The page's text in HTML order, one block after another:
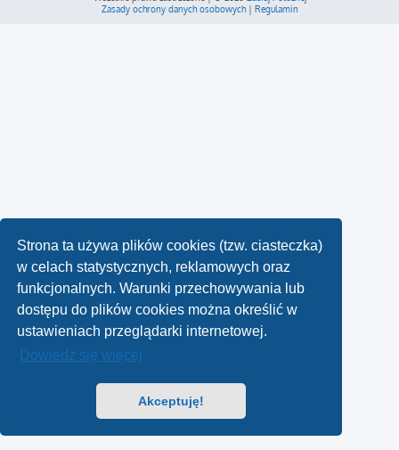
Strona ta używa plików cookies (tzw. ciasteczka)
w celach statystycznych, reklamowych oraz
funkcjonalnych. Warunki przechowywania lub
dostępu do plików cookies można określić w
ustawieniach przeglądarki internetowej.
Dowiedz się więcej
Akceptuję!
Zasady ochrony danych osobowych| Regulamin